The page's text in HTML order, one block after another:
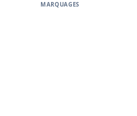
MARQUAGES